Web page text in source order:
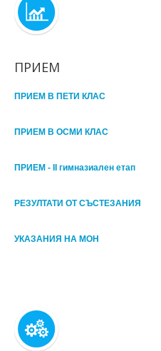
ПРИЕМ
ПРИЕМ В ПЕТИ КЛАС
ПРИЕМ В ОСМИ КЛАС
ПРИЕМ - II гимназиален етап
РЕЗУЛТАТИ ОТ СЪСТЕЗАНИЯ
УКАЗАНИЯ НА МОН